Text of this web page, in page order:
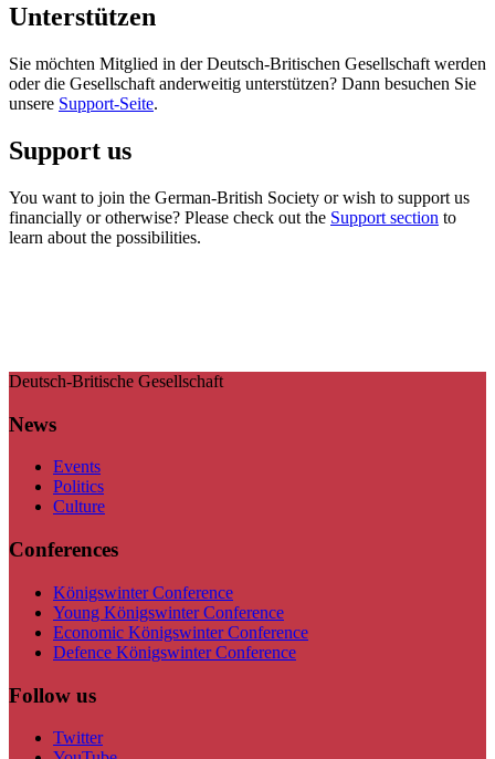
Unterstützen
Sie möchten Mitglied in der Deutsch-Britischen Gesellschaft werden
oder die Gesellschaft anderweitig unterstützen? Dann besuchen Sie
unsere Support-Seite.
Support us
You want to join the German-British Society or wish to support us
financially or otherwise? Please check out the Support section to
learn about the possibilities.
Deutsch-Britische Gesellschaft
News
Events
Politics
Culture
Conferences
Königswinter Conference
Young Königswinter Conference
Economic Königswinter Conference
Defence Königswinter Conference
Follow us
Twitter